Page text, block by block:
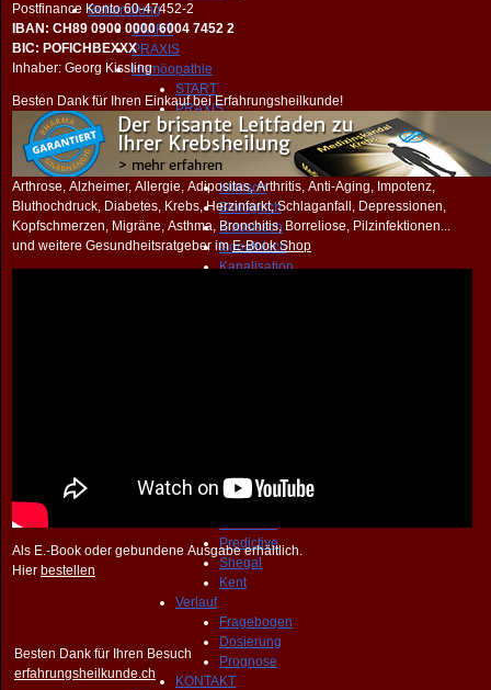
Behandlung
START
PRAXIS
Homöopathie
START
PRAXIS
Homöopathie
Anamnese
Methoden
Klinisch
Biologisch
Klassissch
Isopathisch
Kanalisation
Spagyrisch
Schüssler
Predictive
Shegal
Kent
Verlauf
Fragebogen
Dosierung
Prognose
KONTAKT
Postfinance Konto 60-47452-2
IBAN: CH89 0900 0000 6004 7452 2
BIC: POFICHBEXXX
Inhaber: Georg Kissling
Besten Dank für Ihren Einkauf bei Erfahrungsheilkunde!
Arthrose, Alzheimer, Allergie, Adipositas, Arthritis, Anti-Aging, Impotenz,
Bluthochdruck, Diabetes, Krebs, Herzinfarkt, Schlaganfall, Depressionen,
Kopfschmerzen, Migräne, Asthma, Bronchitis, Borreliose, Pilzinfektionen...
und weitere Gesundheitsratgeber imE-Book Shop
Als E.-Book oder gebundene Ausgabe erhältlich.
Hier bestellen
Besten Dank für Ihren Besuch
erfahrungsheilkunde.ch